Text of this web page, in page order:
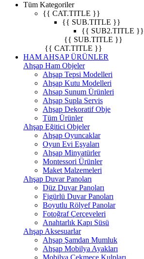
Tüm Kategoriler
{{ CAT.TITLE }}
{{ SUB.TITLE }}
{{ SUB2.TITLE }}
{{ SUB.TITLE }}
{{ CAT.TITLE }}
HAM AHŞAP ÜRÜNLER
Ahşap Ham Objeler
Ahşap Tepsi Modelleri
Ahşap Kutu Modelleri
Ahsap Sunum Ürünleri
Ahşap Supla Servis
Ahşap Dekoratif Obje
Tüm Ürünler
Ahşap Eğitici Objeler
Ahşap Oyuncaklar
Oyun Evi Eşyaları
Ahşap Minyatürler
Montessori Ürünler
Maket Malzemeleri
Ahşap Duvar Panoları
Düz Duvar Panoları
Figürlü Duvar Panoları
Boyutlu Rölyef Panolar
Fotoğraf Çerçeveleri
Anahtarlık Kapı Süsü
Ahşap Aksesuarlar
Ahşap Şamdan Mumluk
Ahşap Mobilya Ayakları
Mobilya Çekmece Kulpları